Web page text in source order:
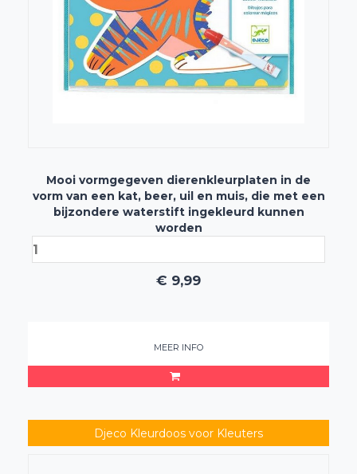
Mooi vormgegeven dierenkleurplaten in de
vorm van een kat, beer, uil en muis, die met een
bijzondere waterstift ingekleurd kunnen
worden
€ 9,99
MEER INFO
Djeco Kleurdoos voor Kleuters